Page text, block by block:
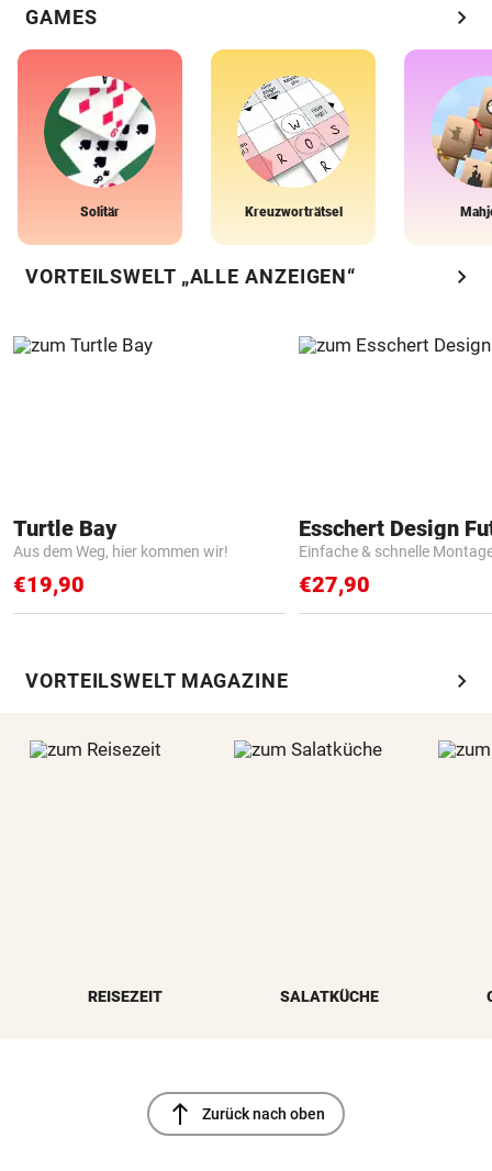
GAMES chevron_right
Solitär Kreuzworträtsel
VORTEILSWELT „ALLE ANZEIGEN“ chevron_right
Turtle Bay
Aus dem Weg, hier kommen wir!
€19,90
Einfache & schnelle
€27,90
VORTEILSWELT MAGAZINE chevron_right
REISEZEIT SALATKÜCHE
north Zurück nach oben